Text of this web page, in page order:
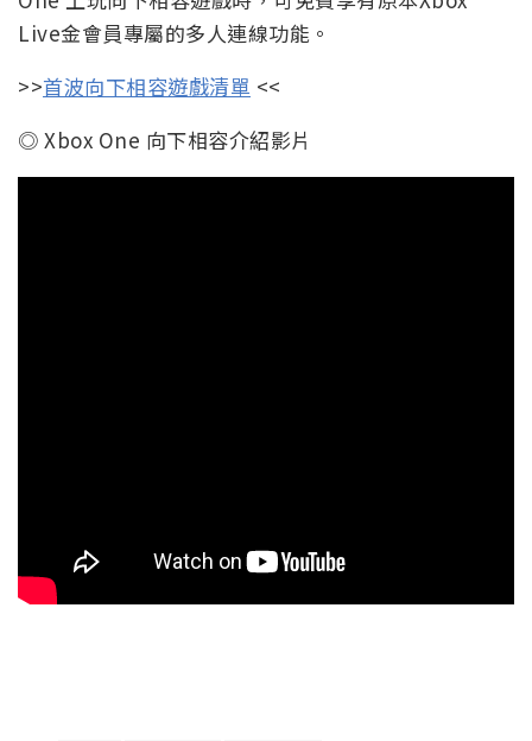
Live金會員專屬的多人連線功能。
>>首波向下相容遊戲清單 <<
◎ Xbox One 向下相容介紹影片